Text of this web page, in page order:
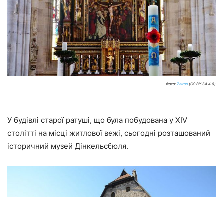
Фото: Zairon (CC BY-SA 4.0)
У будівлі старої ратуші, що була побудована у XIV
столітті на місці житлової вежі, сьогодні розташований
історичний музей Дінкельсбюля.